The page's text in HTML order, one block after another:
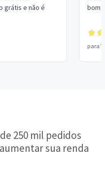
grátis e não é
bom
para
250 mil pedidos
sua renda